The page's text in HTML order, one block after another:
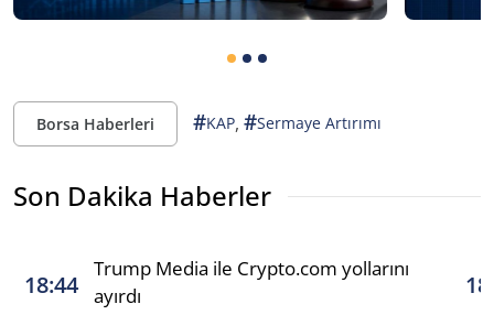
Borsa Haberleri #KAP, #Sermaye Artırımı
Son Dakika Haberler
18:44
Trump Media ile Crypto.com yollarını
ayırdı